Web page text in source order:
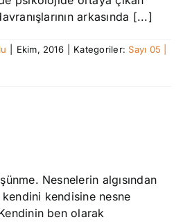
arkasında [...]
Ekim, 2016 Kategoriler: Sayı 05 |
Nesnelerin algısından
kendisine nesne
ben olarak